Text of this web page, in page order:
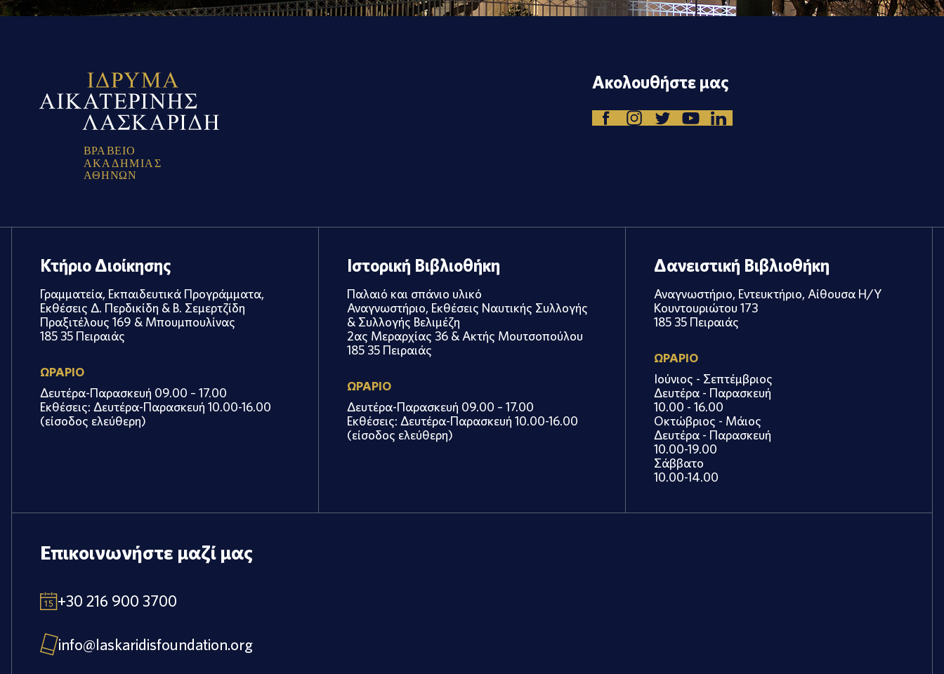
ΒΡΑ ΒΕΙΟ
ΑΚΑ ΔΗΜΙΑ Σ
ΑΘΗΝΩΝ
Ακολουθήστε μας
Κτήριο Διοίκησης
Γραμματεία, Εκπαιδευτικά Προγράμματα,
Εκθέσεις Δ. Περδικίδη & Β. Σεμερτζίδη
Πραξιτέλους 169 & Μπουμπουλίνας
185 35 Πειραιάς
ΩΡΑΡΙΟ
Δευτέρα-Παρασκευή 09.00 – 17.00
Εκθέσεις: Δευτέρα-Παρασκευή 10.00-16.00
(είσοδος ελεύθερη)
Ιστορική Βιβλιοθήκη
Παλαιό και σπάνιο υλικό
Αναγνωστήριο, Εκθέσεις Ναυτικής Συλλογής
& Συλλογής Βελιμέζη
2ας Μεραρχίας 36 & Ακτής Μουτσοπούλου
185 35 Πειραιάς
ΩΡΑΡΙΟ
Δευτέρα-Παρασκευή 09.00 – 17.00
Εκθέσεις: Δευτέρα-Παρασκευή 10.00-16.00
(είσοδος ελεύθερη)
Δανειστική Βιβλιοθήκη
Αναγνωστήριο, Εντευκτήριο, Αίθουσα Η/Υ
Κουντουριώτου 173
185 35 Πειραιάς
ΩΡΑΡΙΟ
Ιούνιος - Σεπτέμβριος
Δευτέρα - Παρασκευή
10.00 - 16.00
Οκτώβριος - Μάιος
Δευτέρα - Παρασκευή
10.00-19.00
Σάββατο
10.00-14.00
Επικοινωνήστε μαζί μας
+30 216 900 3700
info@laskaridisfoundation.org